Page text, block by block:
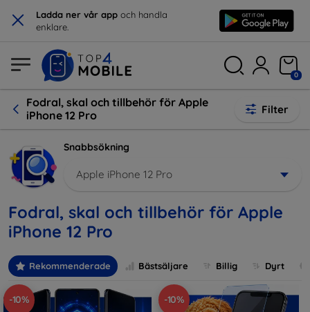
× Ladda ner vår app och handla
enklare.
0
Fodral, skal och tillbehör för Apple
iPhone 12 Pro
Filter
Snabbsökning
Apple iPhone 12 Pro
Fodral, skal och tillbehör för Apple
iPhone 12 Pro
Rekommenderade Bästsäljare Billig Dyrt
-10% -10%